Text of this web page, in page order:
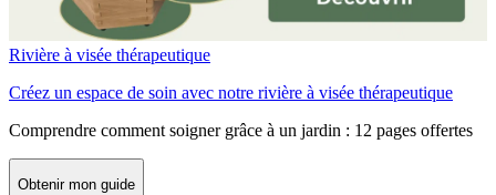
Rivière à visée thérapeutique
Créez un espace de soin avec notre rivière à visée thérapeutique
Comprendre comment soigner grâce à un jardin : 12 pages offertes
Obtenir mon guide